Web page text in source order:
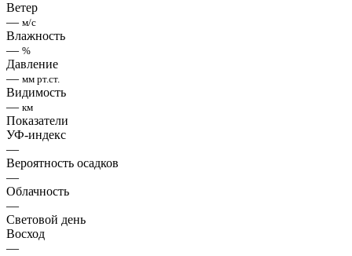
Ветер
— м/с
Влажность
— %
Давление
— мм рт.ст.
Видимость
— км
Показатели
УФ-индекс
—
Вероятность осадков
—
Облачность
—
Световой день
Восход
—